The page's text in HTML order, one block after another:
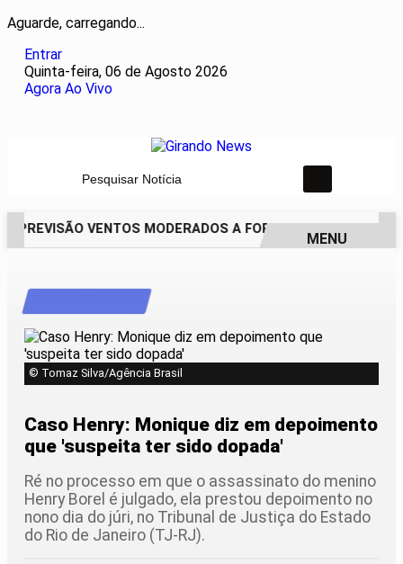
Aguarde, carregando...
Entrar
Quinta-feira, 06 de Agosto 2026
Agora Ao Vivo
Pesquisar Notícia
PREVISÃO VENTOS MODERADOS A FORTES NESTA QUARTA-
MENU
© Tomaz Silva/Agência Brasil
Caso Henry: Monique diz em depoimento
que 'suspeita ter sido dopada'
Ré no processo em que o assassinato do menino
Henry Borel é julgado, ela prestou depoimento no
nono dia do júri, no Tribunal de Justiça do Estado
do Rio de Janeiro (TJ-RJ).